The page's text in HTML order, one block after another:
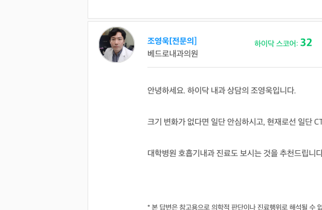
조영욱[전문의]
베드로내과의원
하이닥 스코어: 32
안녕하세요. 하이닥 내과 상담의 조영욱입니다.
크기 변화가 없다면 일단 안심하시고, 현재로선 일단
대학병원 호흡기내과 진료도 보시는 것을 추천드립니
* 본 답변은 참고용으로 의학적 판단이나 진료행위로 해석될 수